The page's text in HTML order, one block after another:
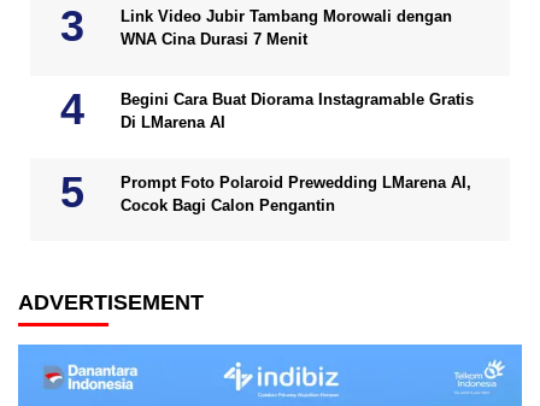
Link Video Jubir Tambang Morowali dengan
WNA Cina Durasi 7 Menit
Begini Cara Buat Diorama Instagramable Gratis
Di LMarena AI
Prompt Foto Polaroid Prewedding LMarena AI,
Cocok Bagi Calon Pengantin
ADVERTISEMENT